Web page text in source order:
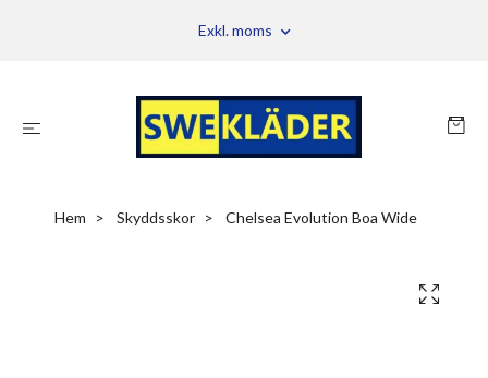
Exkl. moms
Hem Skyddsskor Chelsea Evolution Boa Wide